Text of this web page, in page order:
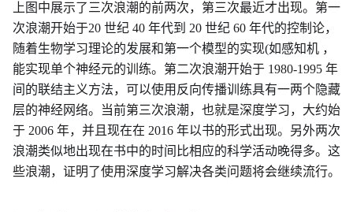
上图中展示了三次浪潮的前两次，第三次最近才出现。第一
次浪潮开始于20 世纪 40 年代到 20 世纪 60 年代的控制论，
随着生物学习理论的发展和第一个模型的实现(如感知机 ，
能实现单个神经元的训练。第二次浪潮开始于 1980-1995 年
间的联结主义方法，可以使用反向传播训练具有一两个隐藏
层的神经网络。当前第三次浪潮，也就是深度学习，大约始
于 2006 年，并且现在在 2016 年以书的形式出现。另外两次
浪潮类似地出现在书中的时间比相应的科学活动晚得多。这
些浪潮，证明了使用深度学习解决各类问题将会继续流行。